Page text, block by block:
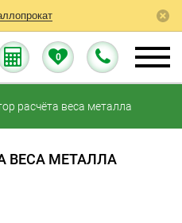
0
расчёта веса металла
ВЕСА МЕТАЛЛА